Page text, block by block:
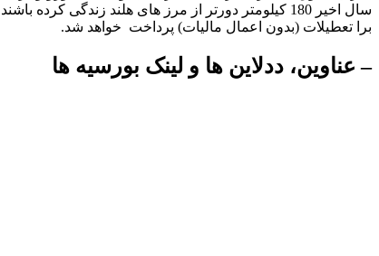
برا تعطیلات (بدون اعمال مالیات) پرداخت خواهد شد.
– عناوین، ددلاین ها و لینک بورسیه ها